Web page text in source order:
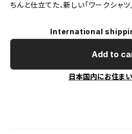
ちんと仕立てた、新しい「ワークシャツ
International
Add to
日本国内にお住ま